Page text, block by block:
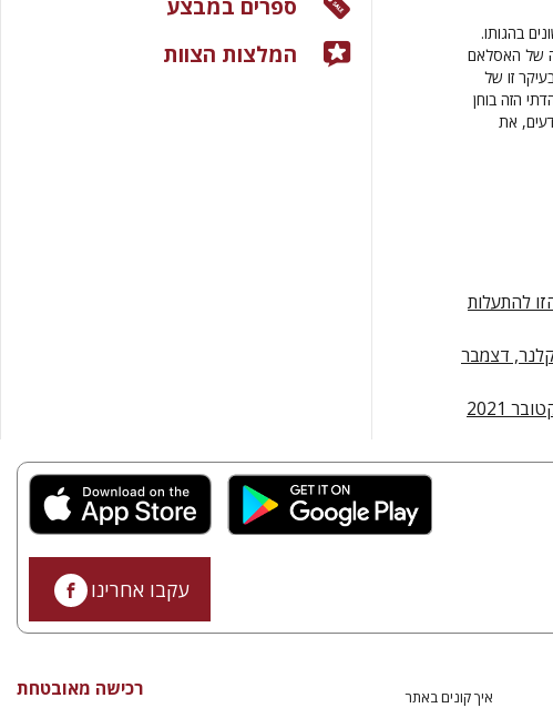
בהגותו.
של האסלאם
זו של
הזה בוחן
את
להתעלות
מאת: מנחם קלנר, דצמבר
2021
ספרים במבצע
המלצות הצוות
עקבו אחרינו
איך קונים באתר רכישה מאובטחת